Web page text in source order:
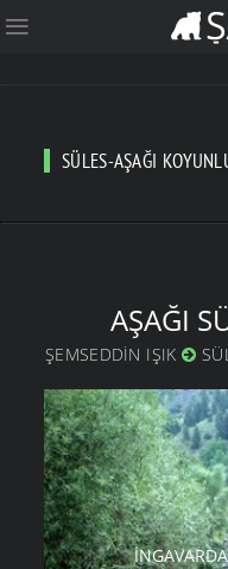
SÜLES-AŞAĞI
AŞAĞI
ŞEMSEDDIN IŞIK